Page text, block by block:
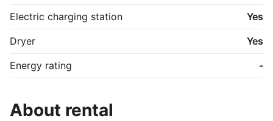
Electric charging station
Yes
Dryer
Yes
Energy rating
-
About rental